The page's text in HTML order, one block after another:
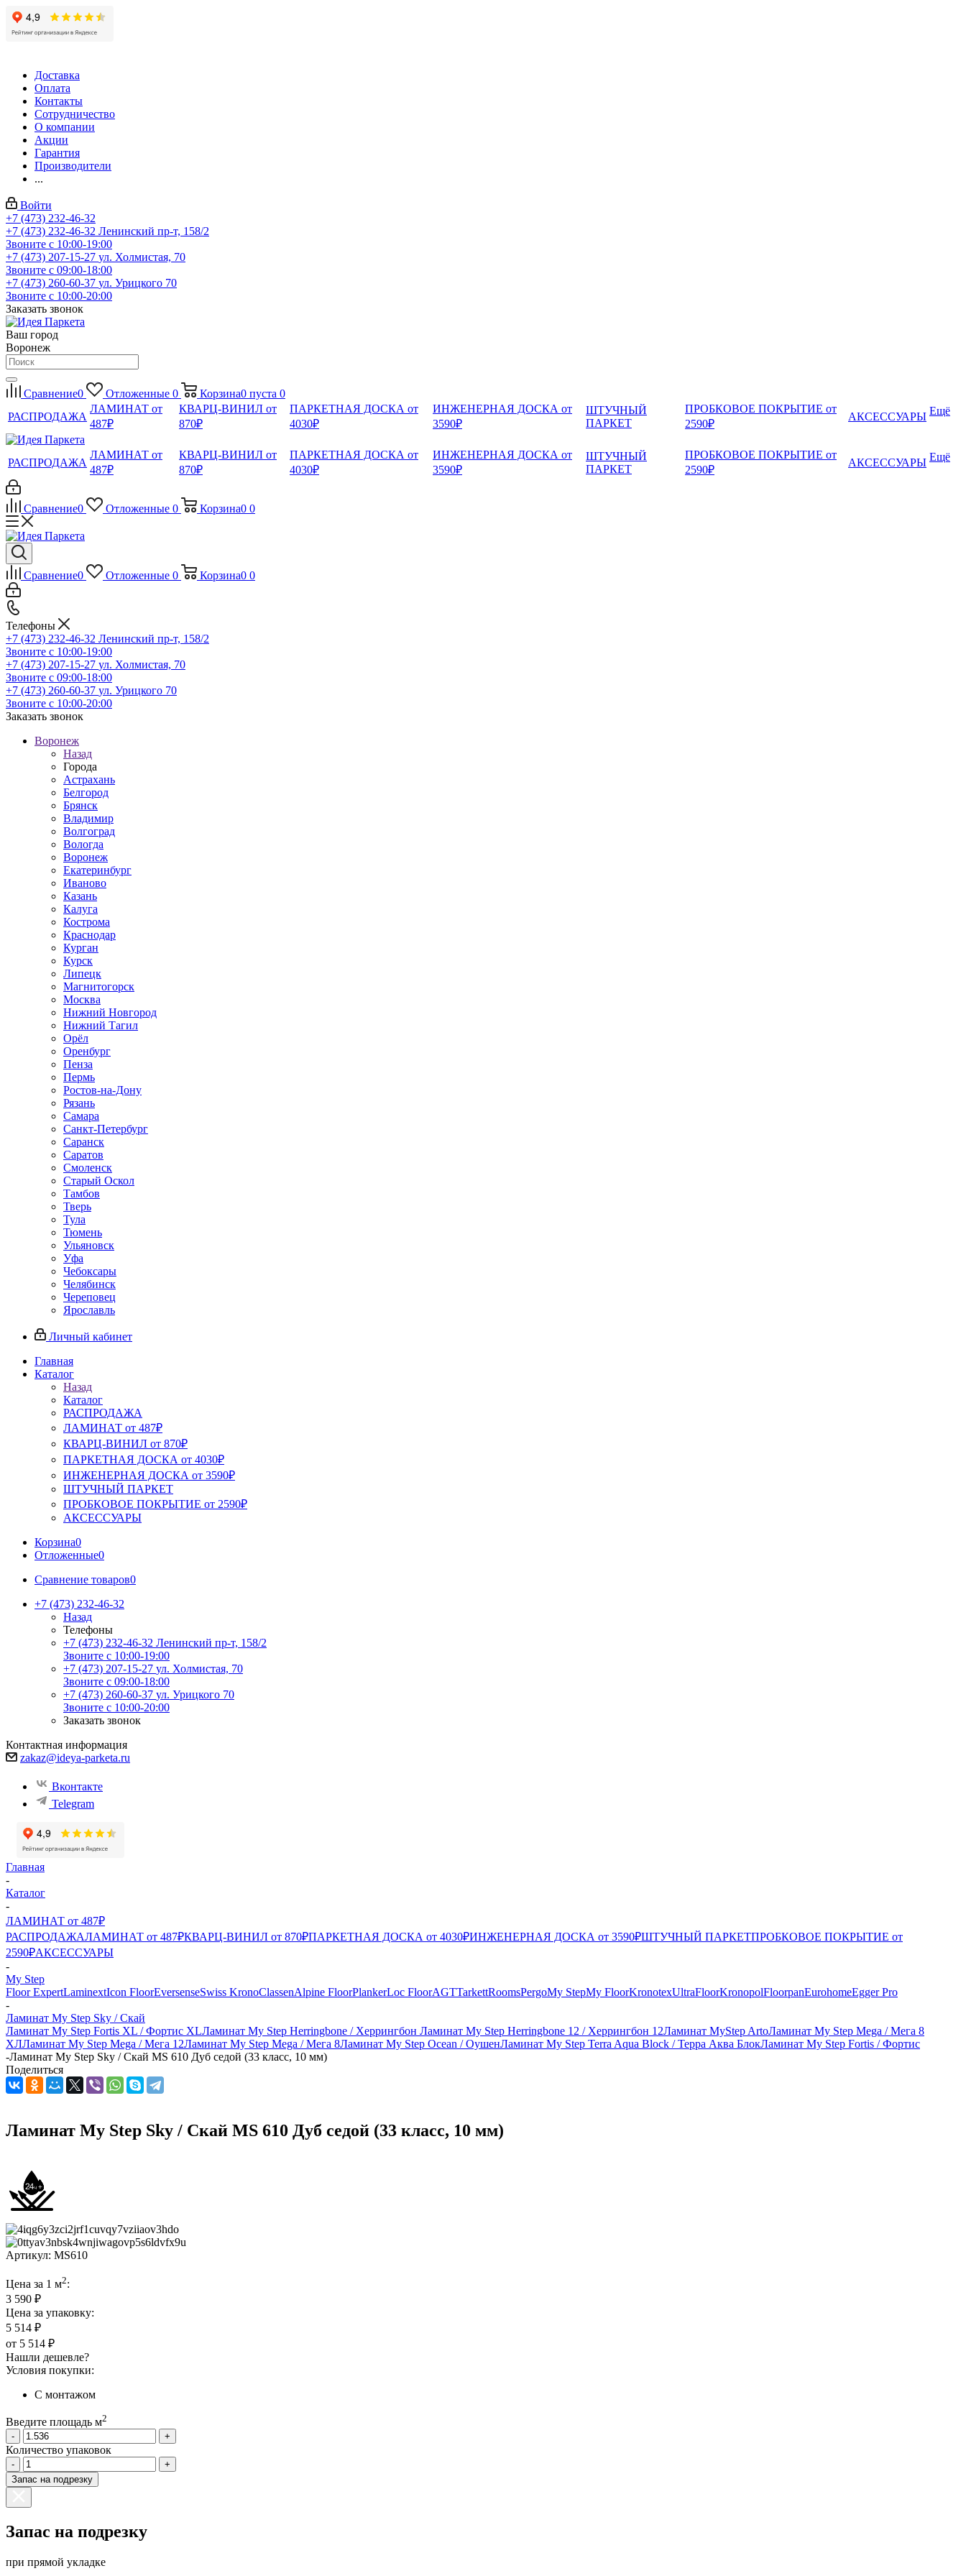
Доставка
Оплата
Контакты
Сотрудничество
О компании
Акции
Гарантия
Производители
...
Войти
+7 (473) 232-46-32
+7 (473) 232-46-32 Ленинский пр-т, 158/2
Звоните с 10:00-19:00
+7 (473) 207-15-27 ул. Холмистая, 70
Звоните с 09:00-18:00
+7 (473) 260-60-37 ул. Урицкого 70
Звоните с 10:00-20:00
Заказать звонок
Ваш город
Воронеж
Сравнение0 Отложенные 0 Корзина0 пуста 0
РАСПРОДАЖА
ЛАМИНАТ от
487₽
КВАРЦ-ВИНИЛ от
870₽
ПАРКЕТНАЯ ДОСКА от
4030₽
ИНЖЕНЕРНАЯ ДОСКА от
3590₽
ШТУЧНЫЙ
ПАРКЕТ
ПРОБКОВОЕ ПОКРЫТИЕ от
2590₽
АКСЕССУАРЫ Ещё
РАСПРОДАЖА
ЛАМИНАТ от
487₽
КВАРЦ-ВИНИЛ от
870₽
ПАРКЕТНАЯ ДОСКА от
4030₽
ИНЖЕНЕРНАЯ ДОСКА от
3590₽
ШТУЧНЫЙ
ПАРКЕТ
ПРОБКОВОЕ ПОКРЫТИЕ от
2590₽
АКСЕССУАРЫ Ещё
Сравнение0 Отложенные 0 Корзина0 0
Сравнение0 Отложенные 0 Корзина0 0
Телефоны
+7 (473) 232-46-32 Ленинский пр-т, 158/2
Звоните с 10:00-19:00
+7 (473) 207-15-27 ул. Холмистая, 70
Звоните с 09:00-18:00
+7 (473) 260-60-37 ул. Урицкого 70
Звоните с 10:00-20:00
Заказать звонок
Воронеж
Назад
Города
Астрахань
Белгород
Брянск
Владимир
Волгоград
Вологда
Воронеж
Екатеринбург
Иваново
Казань
Калуга
Кострома
Краснодар
Курган
Курск
Липецк
Магнитогорск
Москва
Нижний Новгород
Нижний Тагил
Орёл
Оренбург
Пенза
Пермь
Ростов‑на‑Дону
Рязань
Самара
Санкт‑Петербург
Саранск
Саратов
Смоленск
Старый Оскол
Тамбов
Тверь
Тула
Тюмень
Ульяновск
Уфа
Чебоксары
Челябинск
Череповец
Ярославль
Личный кабинет
Главная
Каталог
Назад
Каталог
РАСПРОДАЖА
ЛАМИНАТ от 487₽
КВАРЦ-ВИНИЛ от 870₽
ПАРКЕТНАЯ ДОСКА от 4030₽
ИНЖЕНЕРНАЯ ДОСКА от 3590₽
ШТУЧНЫЙ ПАРКЕТ
ПРОБКОВОЕ ПОКРЫТИЕ от 2590₽
АКСЕССУАРЫ
Корзина0
Отложенные0
Сравнение товаров0
+7 (473) 232-46-32
Назад
Телефоны
+7 (473) 232-46-32 Ленинский пр-т, 158/2
Звоните с 10:00-19:00
+7 (473) 207-15-27 ул. Холмистая, 70
Звоните с 09:00-18:00
+7 (473) 260-60-37 ул. Урицкого 70
Звоните с 10:00-20:00
Заказать звонок
Контактная информация
zakaz@ideya-parketa.ru
Вконтакте
Telegram
Главная
-
Каталог
-
ЛАМИНАТ от 487₽
РАСПРОДАЖАЛАМИНАТ от 487₽КВАРЦ-ВИНИЛ от 870₽ПАРКЕТНАЯ ДОСКА от 4030₽ИНЖЕНЕРНАЯ ДОСКА от 3590₽ШТУЧНЫЙ ПАРКЕТПРОБКОВОЕ ПОКРЫТИЕ от
2590₽АКСЕССУАРЫ
-
My Step
Floor ExpertLaminextIcon FloorEversenseSwiss KronoClassenAlpine FloorPlankerLoc FloorAGTTarkettRoomsPergoMy StepMy FloorKronotexUltraFloorKronopolFloorpanEurohomeEgger Pro
-
Ламинат My Step Sky / Скай
Ламинат My Step Fortis XL / Фортис XLЛаминат My Step Herringbone / Херрингбон Ламинат My Step Herringbone 12 / Херрингбон 12Ламинат MyStep ArtoЛаминат My Step Mega / Мега 8
ХЛЛаминат My Step Mega / Мега 12Ламинат My Step Mega / Мега 8Ламинат My Step Ocean / ОушенЛаминат My Step Terra Aqua Block / Терра Аква БлокЛаминат My Step Fortis / Фортис
-Ламинат My Step Sky / Скай MS 610 Дуб седой (33 класс, 10 мм)
Поделиться
Ламинат My Step Sky / Скай MS 610 Дуб седой (33 класс, 10 мм)
Артикул: MS610
Цена за 1 м2:
3 590 ₽
Цена за упаковку:
5 514 ₽
от 5 514 ₽
Нашли дешевле?
Условия покупки:
С монтажом
Введите площадь м2
-
+
Количество упаковок
-
+
Запас на подрезку
Запас на подрезку
при прямой укладке